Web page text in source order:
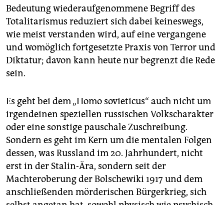
Bedeutung wiederaufgenommene Begriff des
Totalitarismus reduziert sich dabei keineswegs,
wie meist verstanden wird, auf eine vergangene
und womöglich fortgesetzte Praxis von Terror und
Diktatur; davon kann heute nur begrenzt die Rede
sein.
Es geht bei dem „Homo so­vieticus“ auch nicht um
irgendeinen speziellen russischen Volkscharakter
oder eine sonstige pauschale Zuschreibung.
Sondern es geht im Kern um die mentalen Folgen
dessen, was Russland im 20. Jahrhundert, nicht
erst in der Stalin-Ära, sondern seit der
Machteroberung der Bolschewiki 1917 und dem
anschließenden mörderischen Bürgerkrieg, sich